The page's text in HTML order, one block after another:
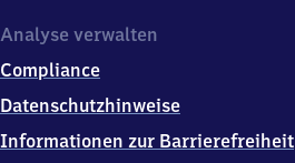
2
1
Denzlingen
Analyse verwalten
Compliance
Datenschutzhinweise
Informationen zur Barrierefreiheit